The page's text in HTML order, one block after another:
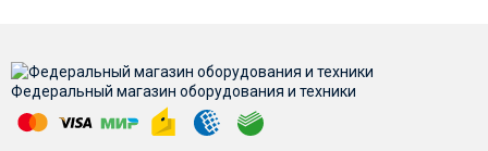
Федеральный магазин оборудования и техники